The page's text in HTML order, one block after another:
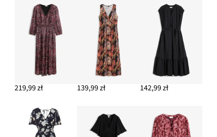
219,99 zł 139,99 zł 142,99 zł